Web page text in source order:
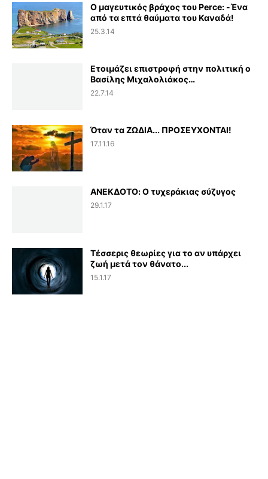
Ο μαγευτικός βράχος του Perce: -Ένα
από τα επτά θαύματα του Καναδά!
25.3.14
Ετοιμάζει επιστροφή στην πολιτική ο
Βασίλης Μιχαλολιάκος…
22.7.14
Όταν τα ΖΩΔΙΑ... ΠΡΟΣΕΥΧΟΝΤΑΙ!
17.11.16
ΑΝΕΚΔΟΤΟ: Ο τυχεράκιας σύζυγος
29.1.17
Τέσσερις θεωρίες για το αν υπάρχει
ζωή μετά τον θάνατο...
15.1.17